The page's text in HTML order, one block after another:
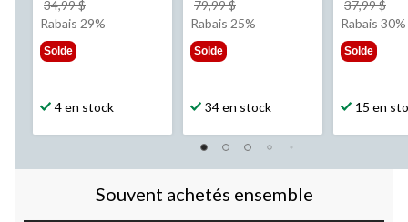
34,99 $
était
Rabais 29%
Solde
4 en stock
79,99 $
était
Rabais 25%
Solde
34 en stock
37,99 $
Rabais 30%
Solde
15 en
Souvent achetés ensemble